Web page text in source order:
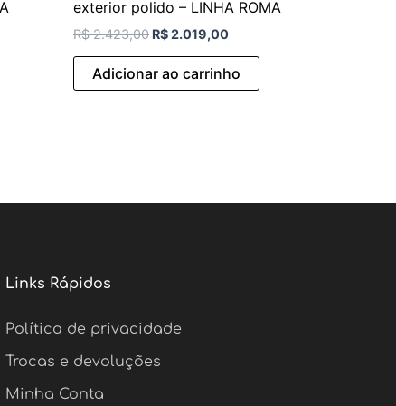
exterior polido – LINHA ROMA
R$2.423,00 R$2.019,00
Adicionar ao carrinho
Links Rápidos
Política de privacidade
Trocas e devoluções
Minha Conta